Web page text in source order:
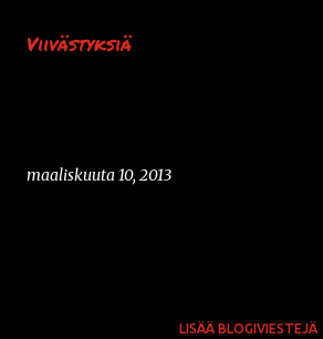
Viivästyksiä
maaliskuuta 10, 2013
LISÄÄ BLOGIVIESTEJÄ